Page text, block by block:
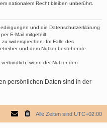
nationalem Recht bleiben unberührt.
und die Datenschutzerklärung
E-Mail mitgeteilt.
widersprechen. Im Falle des
und dem Nutzer bestehende
wenn der Nutzer den
persönlichen Daten sind in der
Alle Zeiten sind UTC+02:00